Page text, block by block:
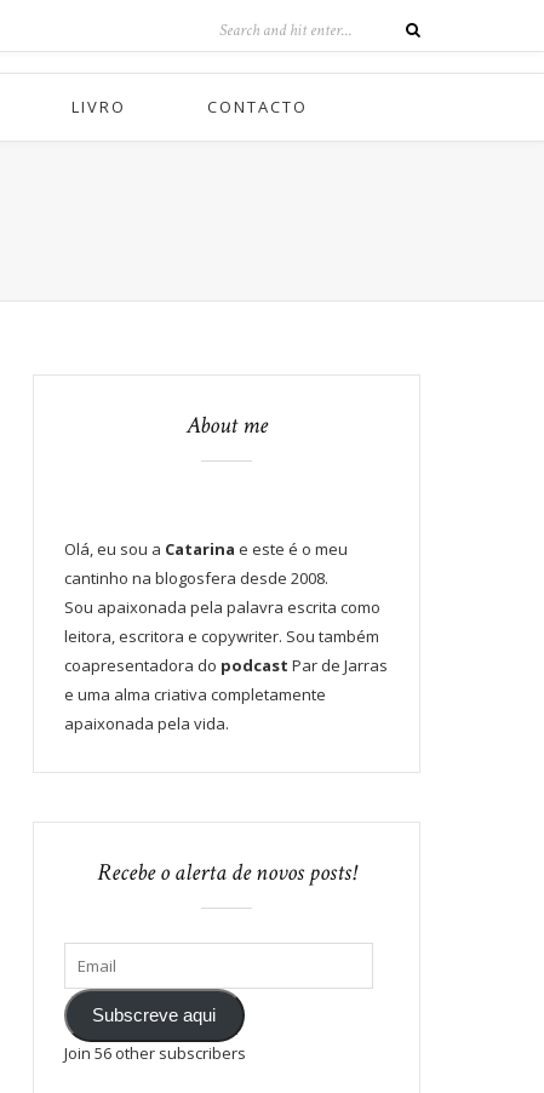
LIVRO CONTACTO
About me
Olá, eu sou a Catarina e este é o meu
cantinho na blogosfera desde 2008.
Sou apaixonada pela palavra escrita como
leitora, escritora e copywriter. Sou também
coapresentadora do podcast Par de Jarras
e uma alma criativa completamente
apaixonada pela vida.
Recebe o alerta de novos posts!
Subscreve aqui
Join 56 other subscribers